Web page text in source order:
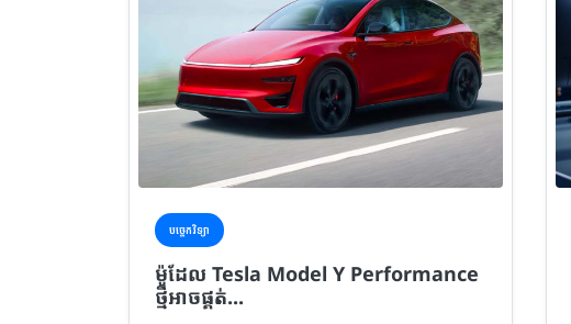
បច្ចេកវិទ្យា
ម៉ូដែល Tesla Model Y Performance
ថ្មីអាចផ្គត់...